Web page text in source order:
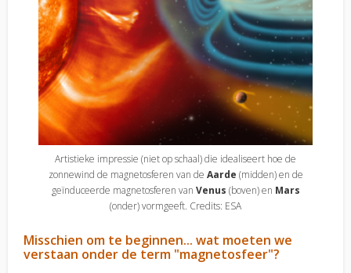
Artistieke impressie (niet op schaal) die idealiseert hoe de
zonnewind de magnetosferen van de Aarde (midden) en de
geïnduceerde magnetosferen van Venus (boven) en Mars
(onder) vormgeeft. Credits: ESA
Misschien om te beginnen... wat moeten we
verstaan onder de term "magnetosfeer"?